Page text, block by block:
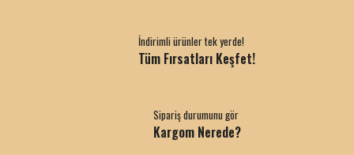
İndirimli ürünler tek yerde!
Tüm Fırsatları Keşfet!
Sipariş durumunu gör
Kargom Nerede?